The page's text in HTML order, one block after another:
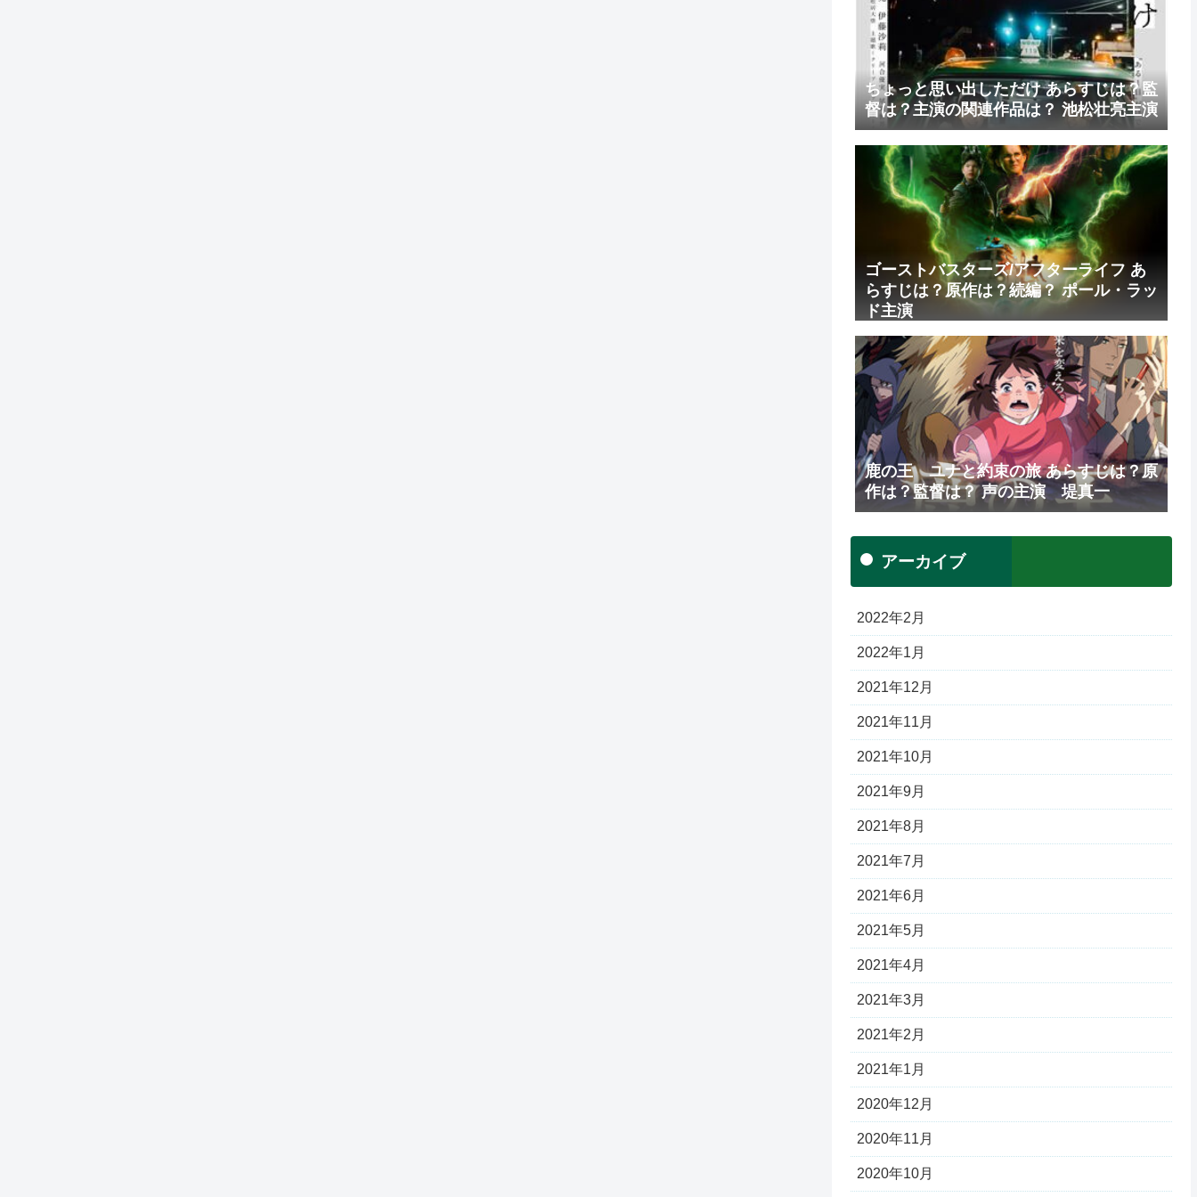
ちょっと思い出しただけ あらすじは？監
督は？主演の関連作品は？ 池松壮亮主演
ゴーストバスターズ/アフターライフ あ
らすじは？原作は？続編？ ポール・ラッ
ド主演
鹿の王 ユナと約束の旅 あらすじは？原
作は？監督は？ 声の主演 堤真一
アーカイブ
2022年2月
2022年1月
2021年12月
2021年11月
2021年10月
2021年9月
2021年8月
2021年7月
2021年6月
2021年5月
2021年4月
2021年3月
2021年2月
2021年1月
2020年12月
2020年11月
2020年10月